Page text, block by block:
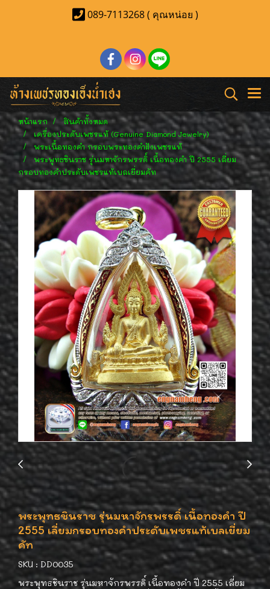
089-7113268 ( คุณหน่อย )
หน้าแรก
สินค้าทั้งหมด
เครื่องประดับเพชรแท้ (Genuine Diamond Jewelry)
พระเนื้อทองคำ กรอบพระทองคำฝังเพชรแท้
พระพุทธชินราช รุ่นมหาจักรพรรดิ์ เนื้อทองคำ ปี 2555 เลี่ยม
กรอบทองคำประดับเพชรแท้เบลเยี่ยมคัท
พระพุทธชินราช รุ่นมหาจักรพรรดิ์ เนื้อทองคำ ปี
2555 เลี่ยมกรอบทองคำประดับเพชรแท้เบลเยี่ยม
คัท
SKU : DD0035
พระพุทธชินราช รุ่นมหาจักรพรรดิ์ เนื้อทองคำ ปี 2555 เลี่ยม